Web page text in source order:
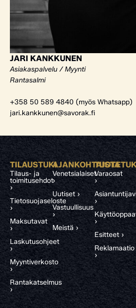
JARI KANKKUNEN
Asiakaspalvelu / Myynti
Rantasalmi
+358 50 589 4840 (myös Whatsapp)
jari.kankkunen@savorak.fi
TILAUSTUKI
Tilaus- ja
toimitusehdot
›
Tietosuojaseloste
›
Maksutavat
›
Laskutusohjeet
›
Myyntiverkosto
›
Rantakatselmus
›
AJANKOHTAISTA
Venetsialaiset
›
Uutiset ›
Vastuullisuus
›
Meistä ›
Varaosat
›
›
›
Esitteet ›
Reklamaatio
›